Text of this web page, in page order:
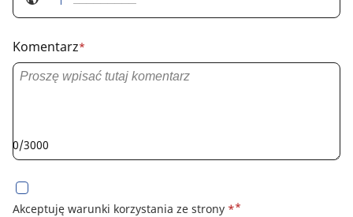
Komentarz*
Required
field
0/3000
Akceptuję warunki korzystania ze strony **